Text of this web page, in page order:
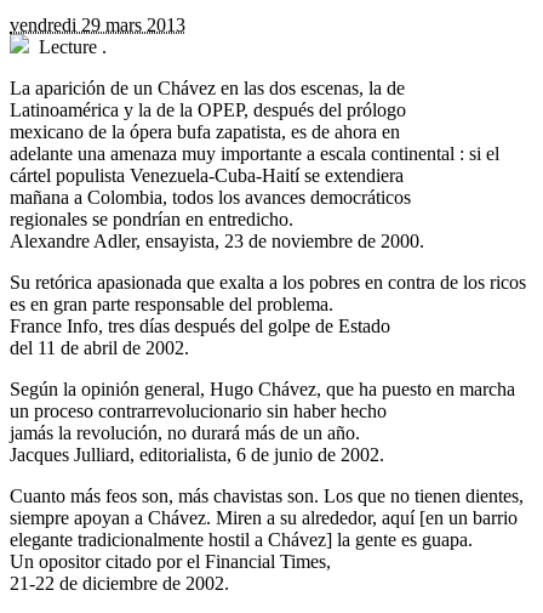
vendredi 29 mars 2013
Lecture .
La aparición de un Chávez en las dos escenas, la de
Latinoamérica y la de la OPEP, después del prólogo
mexicano de la ópera bufa zapatista, es de ahora en
adelante una amenaza muy importante a escala continental : si el
cártel populista Venezuela-Cuba-Haití se extendiera
mañana a Colombia, todos los avances democráticos
regionales se pondrían en entredicho.
Alexandre Adler, ensayista, 23 de noviembre de 2000.
Su retórica apasionada que exalta a los pobres en contra de los ricos
es en gran parte responsable del problema.
France Info, tres días después del golpe de Estado
del 11 de abril de 2002.
Según la opinión general, Hugo Chávez, que ha puesto en marcha
un proceso contrarrevolucionario sin haber hecho
jamás la revolución, no durará más de un año.
Jacques Julliard, editorialista, 6 de junio de 2002.
Cuanto más feos son, más chavistas son. Los que no tienen dientes,
siempre apoyan a Chávez. Miren a su alrededor, aquí [en un barrio
elegante tradicionalmente hostil a Chávez] la gente es guapa.
Un opositor citado por el Financial Times,
21-22 de diciembre de 2002.